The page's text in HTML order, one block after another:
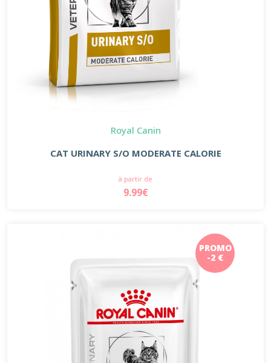
Royal Canin
CAT URINARY S/O MODERATE CALORIE
à partir de
9.99€
PROMO
-2 €